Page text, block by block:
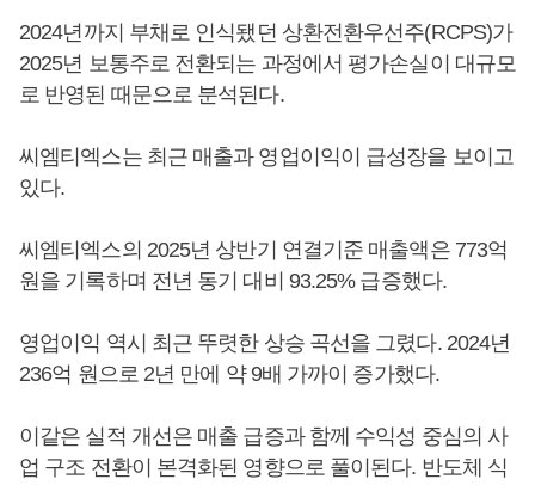
2024년까지 부채로 인식됐던 상환전환우선주(RCPS)가
2025년 보통주로 전환되는 과정에서 평가손실이 대규모
로 반영된 때문으로 분석된다.
씨엠티엑스는 최근 매출과 영업이익이 급성장을 보이고
있다.
씨엠티엑스의 2025년 상반기 연결기준 매출액은 773억
원을 기록하며 전년 동기 대비 93.25% 급증했다.
영업이익 역시 최근 뚜렷한 상승 곡선을 그렸다. 2024년
236억 원으로 2년 만에 약 9배 가까이 증가했다.
이같은 실적 개선은 매출 급증과 함께 수익성 중심의 사
업 구조 전환이 본격화된 영향으로 풀이된다. 반도체 식